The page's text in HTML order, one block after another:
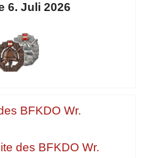
6. Juli 2026
BFKDO Wr.
des BFKDO Wr.